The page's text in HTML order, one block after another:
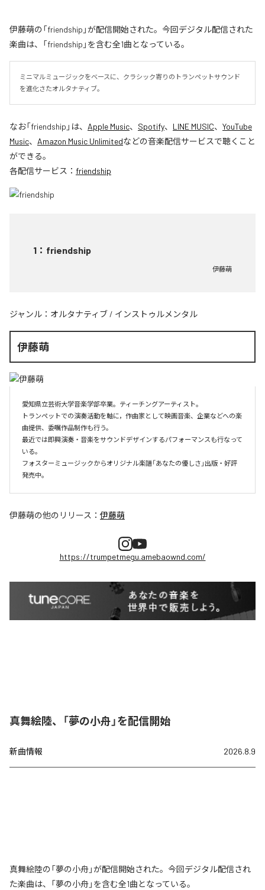
伊藤萌の「friendship」が配信開始された。今回デジタル配信された
楽曲は、「friendship」を含む全1曲となっている。
ミニマルミュージックをベースに、クラシック寄りのトランペットサウンド
を進化さたオルタナティブ。
なお「friendship 」は、 Apple Music、 Spotify、 LINE MUSIC、 YouTube
Music、 Amazon Music Unlimitedなどの音楽配信サービスで聴くこと
ができる。
各配信サービス： friendship
1 ： friendship
伊藤萌
ジャンル： オルタナティブ / インストゥルメンタル
伊藤萌
愛知県立芸術大学音楽学部卒業。ティーチングアーティスト。
トランペットでの演奏活動を軸に，作曲家として映画音楽、企業などへの楽
曲提供、委嘱作品制作も行う。
最近では即興演奏・音楽をサウンドデザインするパフォーマンスも行なって
いる。
フォスターミュージックからオリジナル楽譜「あなたの優しさ」出版・好評
伊藤萌の他のリリース： 伊藤萌
https://trumpetmegu.amebaownd.com/
真舞絵陸、「夢の小舟」を配信開始
新曲情報 2026.8.9
真舞絵陸の「夢の小舟」が配信開始された。今回デジタル配信され
た楽曲は、「夢の小舟」を含む全1曲となっている。